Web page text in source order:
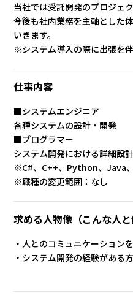
当社では受託開発のプロジェ
今後も社内業務を主軸とした
いきます。
※システム導入の際に出張を伴
仕事内容
■システムエンジニア
各種システムの設計・開発
■プログラマー
システム開発における詳細設
※C#、C++、Python、Java
※職種の変更範囲：なし
求める人物像 （こんな人
・人とのコミュニケーション
・システム開発の経験がある